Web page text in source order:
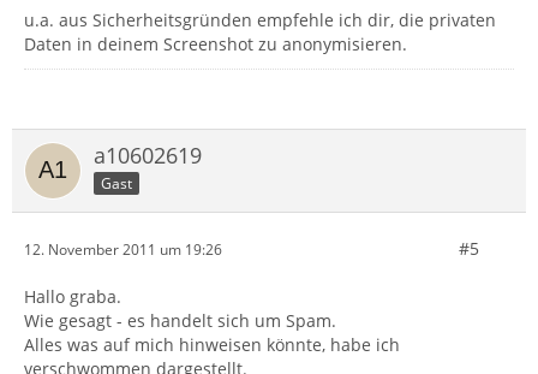
u.a. aus Sicherheitsgründen empfehle ich dir, die privaten
Daten in deinem Screenshot zu anonymisieren.
a10602619
Gast
12. November 2011 um 19:26 #5
Hallo graba.
Wie gesagt - es handelt sich um Spam.
Alles was auf mich hinweisen könnte, habe ich
verschwommen dargestellt.